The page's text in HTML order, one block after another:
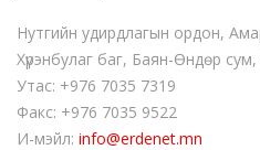
Нутгийн удирдлагын ордон,
Хүрэнбулаг баг, Баян-Өндөр
Утас: +976 7035 7319
Факс: +976 7035 9522
И-мэйл: info@erdenet.mn